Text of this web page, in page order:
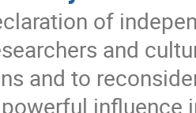
of
and
and to
influence